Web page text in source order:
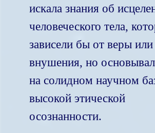
искала знания об
человеческого тела,
зависели бы от веры или
внушения, но
на солидном научном
высокой этической
осознанности.